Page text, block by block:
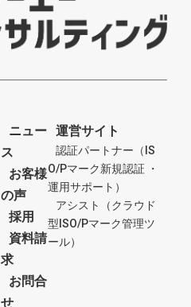
ニュー
ス
お客様
の声
採用
資料請
求
お問合
せ
運営サイト
認証パートナー（IS
O/Pマーク新規認証 ・
運用サポート）
アシスト（クラウド
型ISO/Pマーク管理ツ
ール）